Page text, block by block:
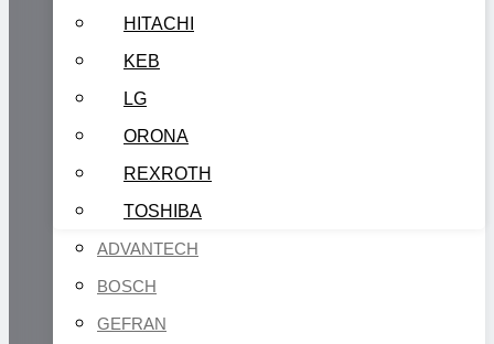
HITACHI
KEB
LG
ORONA
REXROTH
TOSHIBA
ADVANTECH
BOSCH
GEFRAN